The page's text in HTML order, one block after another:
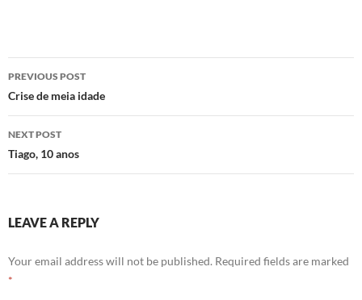
Post
navigation
PREVIOUS POST
Crise de meia idade
NEXT POST
Tiago, 10 anos
LEAVE A REPLY
Your email address will not be published. Required fields are marked
*